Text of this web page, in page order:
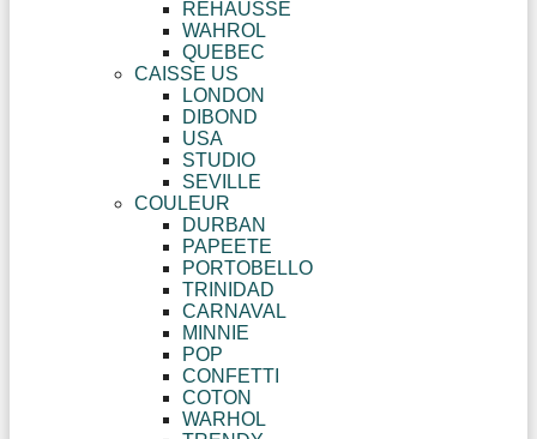
REHAUSSE
WAHROL
QUEBEC
CAISSE US
LONDON
DIBOND
USA
STUDIO
SEVILLE
COULEUR
DURBAN
PAPEETE
PORTOBELLO
TRINIDAD
CARNAVAL
MINNIE
POP
CONFETTI
COTON
WARHOL